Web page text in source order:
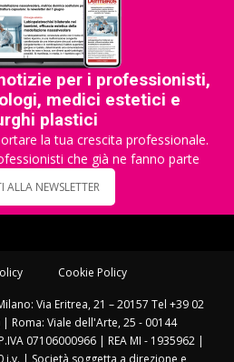
per i professionisti,
medici estetici e
plastici
la tua crescita professionale.
che già ne fanno parte
ALLA NEWSLETTER
Cookie Policy
Via Eritrea, 21 – 20157 Tel +39 02
| Roma: Viale dell'Arte, 25 - 00144
07106000966 | REA MI - 1935962 |
i.v. | Società soggetta a direzione e